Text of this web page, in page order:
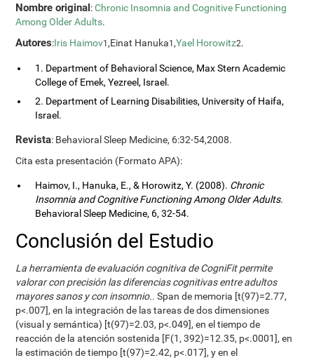
Nombre original:Chronic Insomnia and Cognitive Functioning
Among Older Adults.
Autores:Iris Haimov1,Einat Hanuka1,Yael Horowitz2.
1. Department of Behavioral Science, Max Stern Academic
College of Emek, Yezreel, Israel.
2. Department of Learning Disabilities, University of Haifa,
Israel.
Revista: Behavioral Sleep Medicine, 6:32-54,2008.
Cita esta presentación (Formato APA):
Haimov, I., Hanuka, E., & Horowitz, Y. (2008). Chronic
Insomnia and Cognitive Functioning Among Older Adults.
Behavioral Sleep Medicine, 6, 32-54.
Conclusión del Estudio
La herramienta de evaluación cognitiva de CogniFit permite
valorar con precisión las diferencias cognitivas entre adultos
mayores sanos y con insomnio.. Span de memoria [t(97)=2.77,
p<.007], en la integración de las tareas de dos dimensiones
(visual y semántica) [t(97)=2.03, p<.049], en el tiempo de
reacción de la atención sostenida [F(1, 392)=12.35, p<.0001], en
la estimación de tiempo [t(97)=2.42, p<.017], y en el